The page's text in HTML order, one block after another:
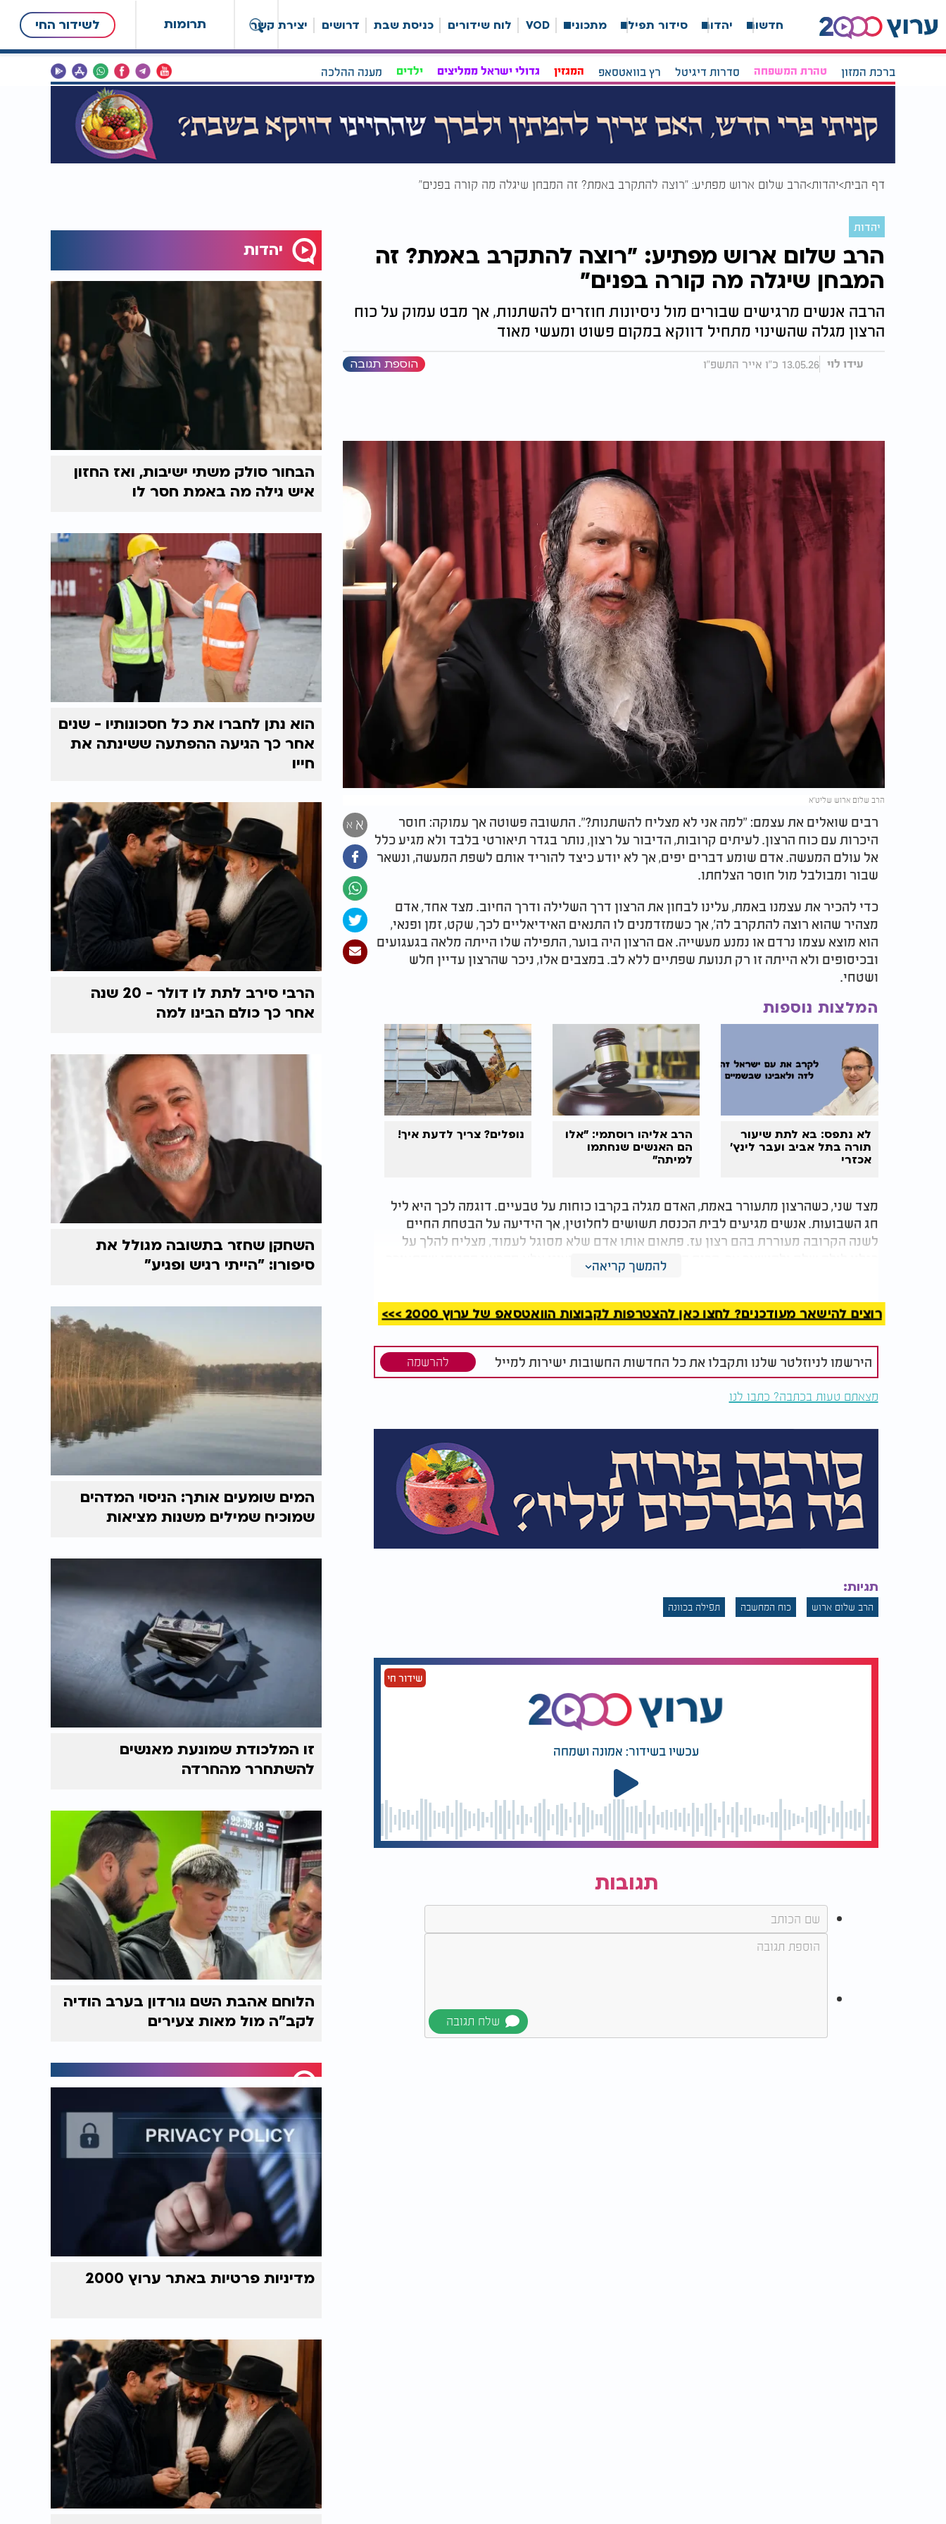
תרומות לשידור החי חדשות יהדות סידור תפילה מתכונים VOD לוח שידורים כניסת שבת דרושים יצירת קשר
ברכת המזון טהרת המשפחה סדרות דיגיטל רץ בוואטסאפ המגזין גדולי ישראל ממליצים ילדים מענה ההלכה
דף הבית יהדות הרב שלום ארוש מפתיע: "רוצה להתקרב באמת? זה המבחן שיגלה מה קורה בפנים"
יהדות
הרב שלום ארוש מפתיע: "רוצה להתקרב באמת? זה
המבחן שיגלה מה קורה בפנים"
הרבה אנשים מרגישים שבורים מול ניסיונות חוזרים להשתנות, אך מבט עמוק על כוח
הרצון מגלה שהשינוי מתחיל דווקא במקום פשוט ומעשי מאוד
עידו לוי 13.05.26 כ"ו אייר התשפ"ו הוספת תגובה
הרב שלום ארוש שליט"א
א א
רבים שואלים את עצמם: "למה אני לא מצליח להשתנות?". התשובה פשוטה אך עמוקה: חוסר
היכרות עם כוח הרצון. לעיתים קרובות, הדיבור על רצון, נותר בגדר תיאורטי בלבד ולא מגיע כלל
אל עולם המעשה. אדם שומע דברים יפים, אך לא יודע כיצד להוריד אותם לשפת המעשה, ונשאר
שבור ומבולבל מול חוסר הצלחתו.
כדי להכיר את עצמנו באמת, עלינו לבחון את הרצון דרך השלילה ודרך החיוב. מצד אחד, אדם
מצהיר שהוא רוצה להתקרב לה', אך כשמזדמנים לו התנאים האידיאליים לכך, שקט, זמן ופנאי,
הוא מוצא עצמו נרדם או נמנע מעשייה. אם הרצון היה בוער, התפילה שלו הייתה מלאה בגעגועים
ובכיסופים ולא הייתה זו רק תנועת שפתיים ללא לב. במצבים אלו, ניכר שהרצון עדיין חלש
ושטחי.
המלצות נוספות
לא נתפס: בא לתת שיעור
תורה בתל אביב ועבר לינץ'
אכזרי
הרב אליהו רוסתמי: "אלו
הם האנשים שנחתמו
למיתה"
נופלים? צריך לדעת איך!
מצד שני, כשהרצון מתעורר באמת, האדם מגלה בקרבו כוחות על טבעיים. דוגמה לכך היא ליל
חג השבועות. אנשים מגיעים לבית הכנסת תשושים לחלוטין, אך הידיעה על הבטחת החיים
לשנה הקרובה מעוררת בהם רצון עז. פתאום אותו אדם שלא מסוגל לעמוד, מצליח להלך על
רגליו לילה שלם ולהישאר ער. הכוח הזה לא הגיע ממקור חיצוני אלא מהרצון הפנימי שהתעורר.
את עצמו ולראות שכאשר הוא באמת רוצה, אין לך דבר העומד בפני הרצון.
להמשך קריאה
רוצים להישאר מעודכנים? לחצו כאן להצטרפות לקבוצות הוואטסאפ של ערוץ 2000 >>>
הירשמו לניוזלטר שלנו ותקבלו את כל החדשות החשובות ישירות למייל להרשמה
מצאתם טעות בכתבה? כתבו לנו
תגיות:
הרב שלום ארוש כוח המחשבה תפילה בכוונה
שידור חי
עכשיו בשידור: אמונה ושמחה
תגובות
יהדות
הבחור סולק משתי ישיבות, ואז החזון
איש גילה מה באמת חסר לו
הוא נתן לחברו את כל חסכונותיו - שנים
אחר כך הגיעה ההפתעה ששינתה את
חייו
הרבי סירב לתת לו דולר - 20 שנה
אחר כך כולם הבינו למה
השחקן שחזר בתשובה מגולל את
סיפורו: "הייתי רגיש ופגיע"
המים שומעים אותך: הניסוי המדהים
שמוכיח שמילים משנות מציאות
זו המלכודת שמונעת מאנשים
להשתחרר מהחרדה
הלוחם אהבת השם גורדון בערב הודיה
לקב"ה מול מאות צעירים
מדיניות פרטיות באתר ערוץ 2000